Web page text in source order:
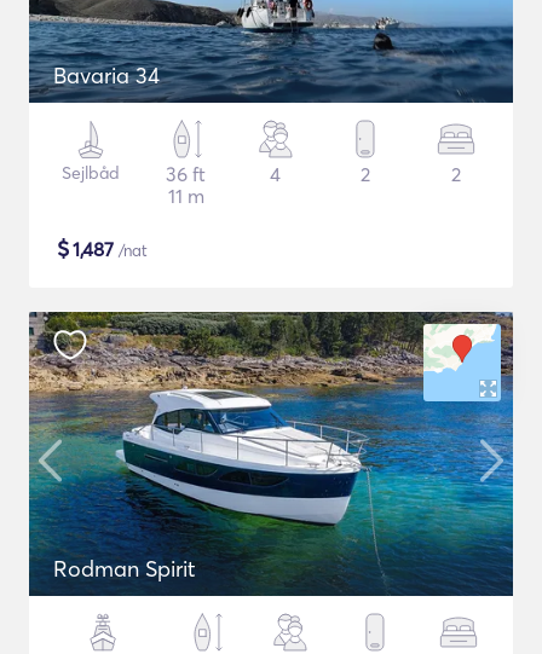
Bavaria 34
Sejlbåd
36 ft
11 m
4 2 2
$1,487 /nat
Rodman Spirit